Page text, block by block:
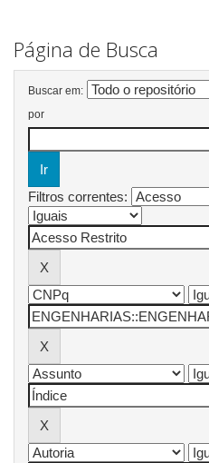
Página de Busca
Buscar em:
por
Filtros correntes: